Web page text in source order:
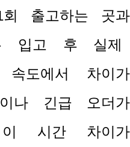
회 출고하는 곳과
입고 후 실제
속도에서 차이가
나 긴급 오더가
시간 차이가